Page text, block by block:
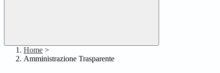
Home >
Amministrazione Trasparente